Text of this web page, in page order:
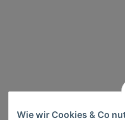
Wie wir Cookies & Co